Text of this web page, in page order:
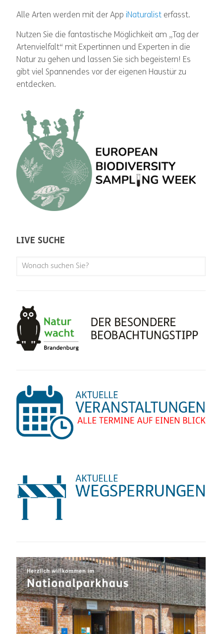
Alle Arten werden mit der App iNaturalist erfasst.
Nutzen Sie die fantastische Möglichkeit am „Tag der
Artenvielfalt“ mit Expertinnen und Experten in die
Natur zu gehen und lassen Sie sich begeistern! Es
gibt viel Spannendes vor der eigenen Haustür zu
entdecken.
LIVE SUCHE